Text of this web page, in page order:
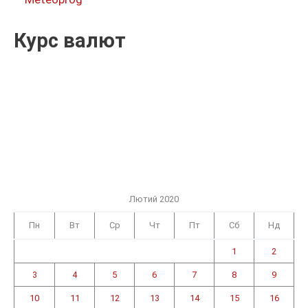
Курс валют
Лютий 2020
Пн Вт Ср Чт Пт Сб Нд
1 2
3 4 5 6 7 8 9
10 11 12 13 14 15 16